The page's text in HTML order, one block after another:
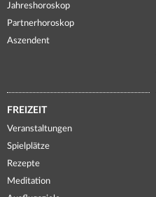
Jahreshoroskop
Partnerhoroskop
Aszendent
FREIZEIT
Veranstaltungen
Spielplätze
Rezepte
Meditation